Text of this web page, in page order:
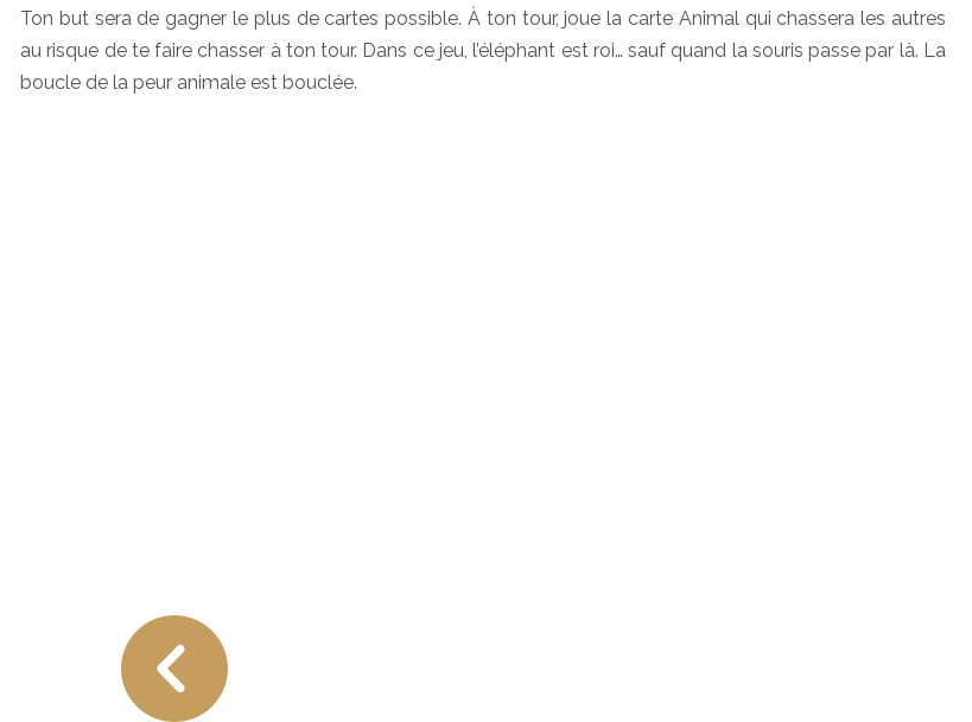
Ton but sera de gagner le plus de cartes possible. À ton tour, joue la carte Animal qui chassera les autres
au risque de te faire chasser à ton tour. Dans ce jeu, l’éléphant est roi… sauf quand la souris passe par là. La
boucle de la peur animale est bouclée.